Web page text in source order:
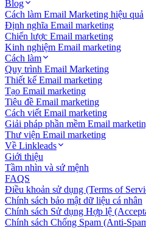
Blog
Cách làm Email Marketing hiệu quả
Định nghĩa Email marketing
Chiến lược Email marketing
Kinh nghiệm Email marketing
Cách làm
Quy trình Email Marketing
Thiết kế Email marketing
Tạo Email marketing
Tiêu đề Email marketing
Cách viết Email marketing
Giải pháp phần mềm Email
Thư viện Email marketing
Về Linkleads
Giới thiệu
Tầm nhìn và sứ mệnh
FAQS
Điều khoản sử dụng (Terms of
Chính sách bảo mật dữ liệu cá nhân
Chính sách Sử dụng Hợp lệ
Chính sách Chống Spam (Anti-